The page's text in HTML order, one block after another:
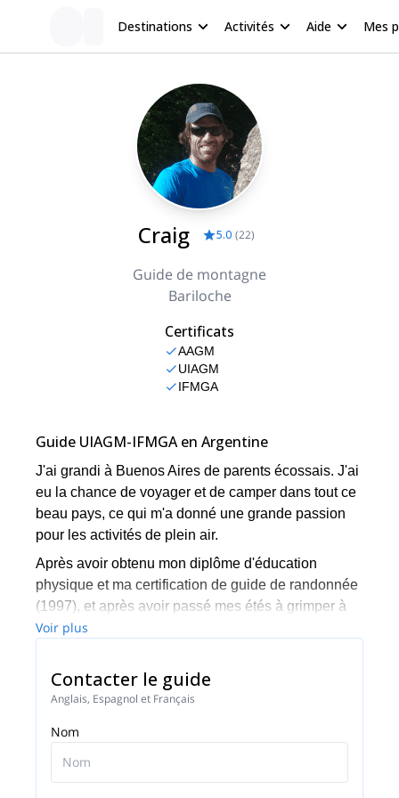
Destinations Activités Aide Mes
Craig 5.0 (22)
Guide de montagne
Bariloche
Certificats
AAGM
UIAGM
IFMGA
Guide UIAGM-IFMGA en Argentine
J'ai grandi à Buenos Aires de parents écossais. J'ai
eu la chance de voyager et de camper dans tout ce
beau pays, ce qui m'a donné une grande passion
pour les activités de plein air.
Après avoir obtenu mon diplôme d'éducation
physique et ma certification de guide de randonnée
(1997), et après avoir passé mes étés à grimper à
Frey, j'ai décidé que Bariloche était l'endroit où je
Ma passion m'a permis de poursuivre mes rêves de
grimper quelques grandes parois à Yosemite, dans
Dolomites et d'autres plus proches d'ici au Brésil,
au Pérou et en Bolivie.
Voir plus
Contacter le guide
Anglais, Espagnol et Français
Nom